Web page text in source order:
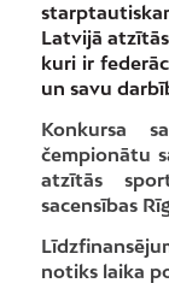
Latvijā
kuri ir
un savu
Konkursa
čempionātu
atzītās
sacensības
notiks laika